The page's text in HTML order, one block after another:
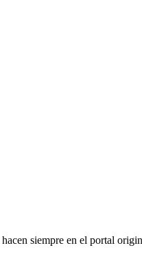
siempre en el portal